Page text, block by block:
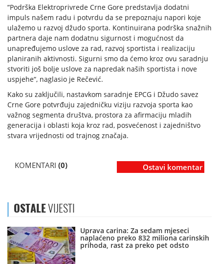
“Podrška Elektroprivrede Crne Gore predstavlja dodatni
impuls našem radu i potvrdu da se prepoznaju napori koje
ulažemo u razvoj džudo sporta. Kontinuirana podrška snažnih
partnera daje nam dodatnu sigurnost i mogućnost da
unapređujemo uslove za rad, razvoj sportista i realizaciju
planiranih aktivnosti. Sigurni smo da ćemo kroz ovu saradnju
stvoriti još bolje uslove za napredak naših sportista i nove
uspjehe“, naglasio je Rečević.
Kako su zaključili, nastavkom saradnje EPCG i Džudo savez
Crne Gore potvrđuju zajedničku viziju razvoja sporta kao
važnog segmenta društva, prostora za afirmaciju mladih
generacija i oblasti koja kroz rad, posvećenost i zajedništvo
stvara vrijednosti od trajnog značaja.
KOMENTARI (0) Ostavi komentar
OSTALEVIJESTI
Uprava carina: Za sedam mjeseci
naplaćeno preko 832 miliona carinskih
prihoda, rast za preko pet odsto